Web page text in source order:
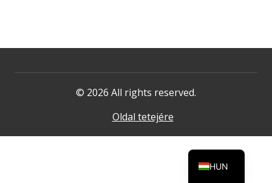
© 2026 All rights reserved.
Oldal tetejére
HUN